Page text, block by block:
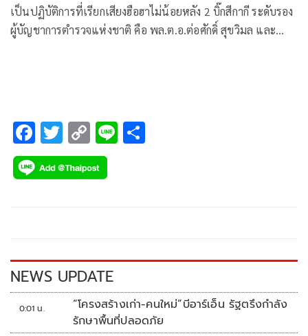
เป็นปฏิบัติการที่เรียกเสียงฮือฮาไม่น้อยหลัง 2 บิ๊กสีกากี ระดับรอง
ผู้บัญชาการตำรวจแห่งชาติ คือ พล.ต.อ.ต่อศักดิ์ สุขวิมล และ
F
ac
e
k
T
wi
tt
C
o
p
k
Li
NEWS UPDATE
0:01 น.
“โครงสร้างเก่า-คนใหม่”บีอาร์เอ็น รัฐตรึงกำลัง
รักษาพื้นที่ปลอดภัย